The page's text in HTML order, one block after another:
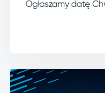
Ogłaszamy datę